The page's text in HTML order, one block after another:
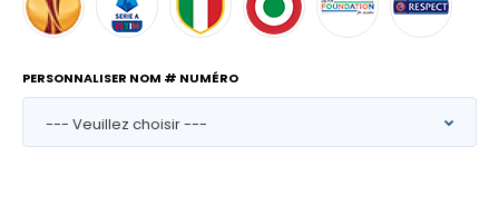
PERSONNALISER NOM # NUMÉRO